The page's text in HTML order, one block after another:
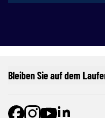
Bleiben Sie auf dem